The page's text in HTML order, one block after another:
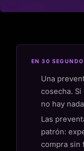
EN 30
Una
cosecha.
no hay
Las
patrón:
compra sin